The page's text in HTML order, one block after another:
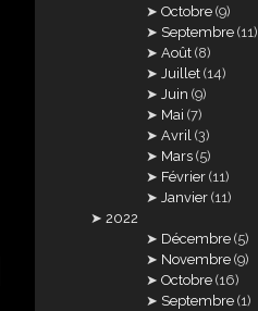
Octobre (9)
Septembre (11)
Août (8)
Juillet (14)
Juin (9)
Mai (7)
Avril (3)
Mars (5)
Février (11)
Janvier (11)
2022
Décembre (5)
Novembre (9)
Octobre (16)
Septembre (1)